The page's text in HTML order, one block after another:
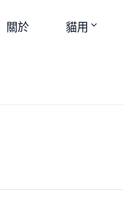
關於 貓用